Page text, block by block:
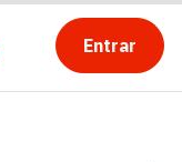
Entrar